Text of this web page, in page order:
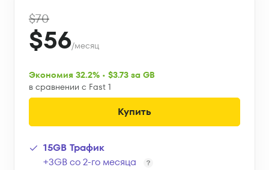
$70
$56/месяц
Экономия 32.2% • $3.73 за GB
в сравнении с Fast 1
Купить
15GB Трафик
+3GB со 2-го месяца